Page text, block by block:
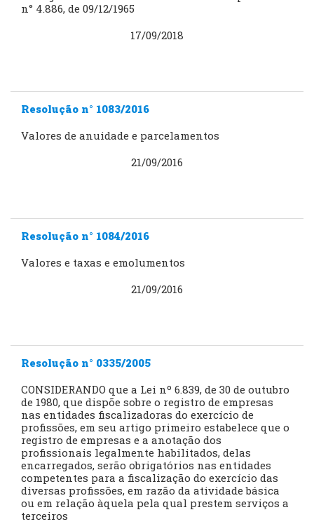
n° 4.886, de 09/12/1965
17/09/2018
Resolução n° 1083/2016
Valores de anuidade e parcelamentos
21/09/2016
Resolução n° 1084/2016
Valores e taxas e emolumentos
21/09/2016
Resolução n° 0335/2005
CONSIDERANDO que a Lei nº 6.839, de 30 de outubro
de 1980, que dispõe sobre o registro de empresas
nas entidades fiscalizadoras do exercício de
profissões, em seu artigo primeiro estabelece que o
registro de empresas e a anotação dos
profissionais legalmente habilitados, delas
encarregados, serão obrigatórios nas entidades
competentes para a fiscalização do exercício das
diversas profissões, em razão da atividade básica
ou em relação àquela pela qual prestem serviços a
terceiros